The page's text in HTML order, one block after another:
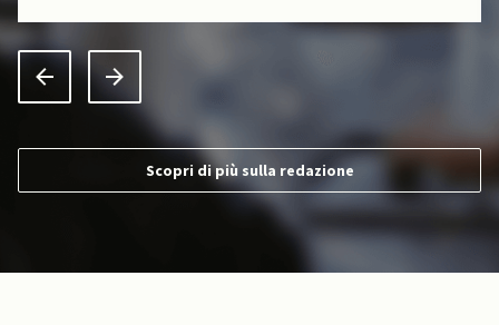
Scopri di più sulla redazione